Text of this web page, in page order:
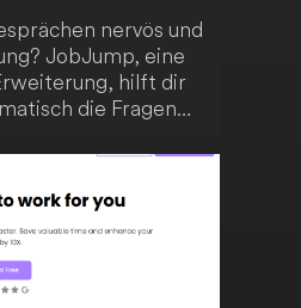
nervös und
JobJump, eine
hilft dir
die Fragen
auf deinem
Lösung
Job an